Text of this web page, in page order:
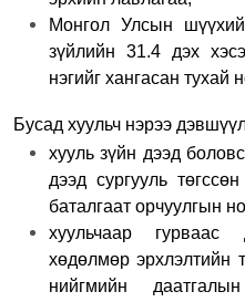
Монгол Улсын
зүйлийн 31.4 дэх
нэгийг хангасан тухай
Бусад хуульч нэрээ
хууль зүйн дээд
дээд сургууль
баталгаат орчуулгын
хуульчаар
хөдөлмөр эрхлэлтийн
нийгмийн